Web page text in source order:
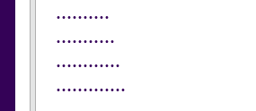
..........
...........
............
.............